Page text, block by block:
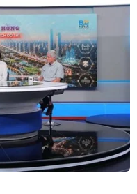
#U19 Đông Nam Á